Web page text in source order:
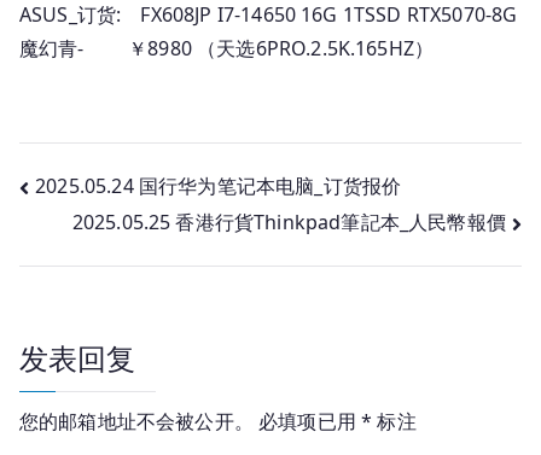
ASUS_订货: FX608JP I7-14650 16G 1TSSD RTX5070-8G
魔幻青- ￥8980 （天选6PRO.2.5K.165HZ）
文
航
2025.05.24 国行华为笔记本电脑_订货报价
2025.05.25 香港行貨Thinkpad筆記本_人民幣報價
发表回复
您的邮箱地址不会被公开。 必填项已用* 标注